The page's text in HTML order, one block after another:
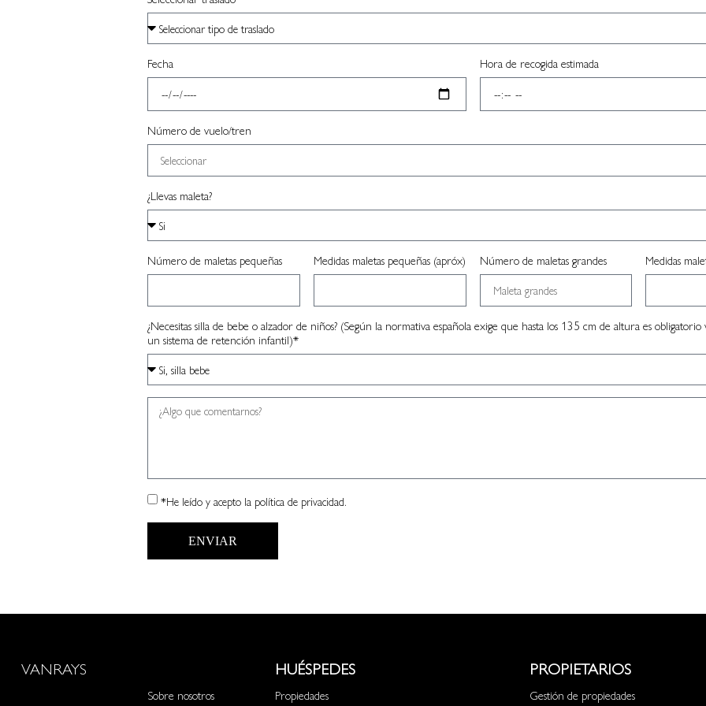
Fecha Hora de recogida estimada
Número de vuelo/tren
¿Llevas maleta?
Número de maletas pequeñas Medidas maletas pequeñas (apróx) Número de maletas grandes Medidas
¿Necesitas silla de bebe o alzador de niños? (Según la normativa española exige que hasta los 135 cm de altura es
un sistema de retención infantil)*
*He leído y acepto la política de privacidad.
ENVIAR
VANRAYS
Sobre nosotros
HUÉSPEDES
Propiedades
PROPIETARIOS
Gestión de propiedades